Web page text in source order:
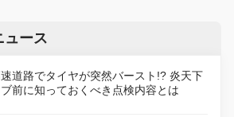
ュース
道路でタイヤが突然バースト!? 炎天下
前に知っておくべき点検内容とは